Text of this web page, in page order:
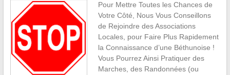
Pour Mettre Toutes les Chances de
Votre Côté, Nous Vous Conseillons
de Rejoindre des Associations
Locales, pour Faire Plus Rapidement
la Connaissance d’une Béthunoise !
Vous Pourrez Ainsi Pratiquer des
Marches, des Randonnées (ou